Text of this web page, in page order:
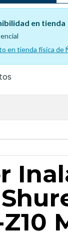
en tienda
en tienda física de
Z10